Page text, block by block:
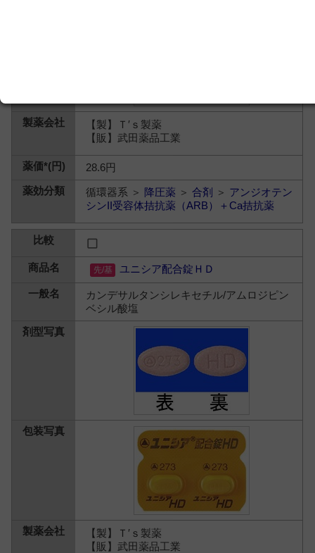
【製】Ｔ′ｓ製薬
【販】武田薬品工業
28.6円
循環器系 ＞ 降圧薬 ＞合剤 ＞ アンジオテン
シンII受容体拮抗薬（ARB）＋Ca拮抗薬
ユニシア配合錠ＨＤ
カンデサルタンシレキセチル/アムロジピン
ベシル酸塩
【製】Ｔ′ｓ製薬
【販】武田薬品工業